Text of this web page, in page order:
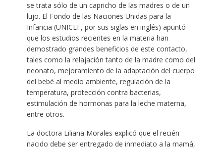
se trata sólo de un capricho de las madres o de un
lujo. El Fondo de las Naciones Unidas para la
Infancia (UNICEF, por sus siglas en inglés) apuntó
que los estudios recientes en la materia han
demostrado grandes beneficios de este contacto,
tales como la relajación tanto de la madre como del
neonato, mejoramiento de la adaptación del cuerpo
del bebé al medio ambiente, regulación de la
temperatura, protección contra bacterias,
estimulación de hormonas para la leche materna,
entre otros.
La doctora Liliana Morales explicó que el recién
nacido debe ser entregado de inmediato a la mamá,